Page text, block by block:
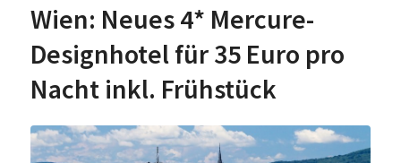
Wien: Neues 4* Mercure-
Designhotel für 35 Euro pro
Nacht inkl. Frühstück